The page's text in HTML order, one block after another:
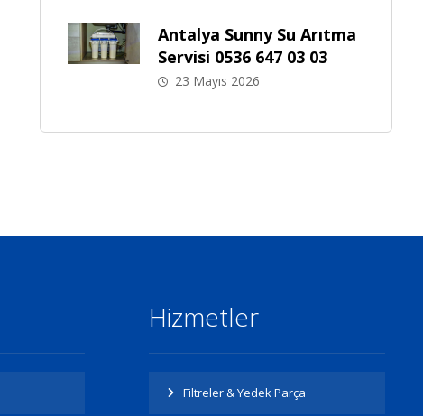
Antalya Sunny Su Arıtma
Servisi 0536 647 03 03
23 Mayıs 2026
Hizmetler
Filtreler & Yedek Parça